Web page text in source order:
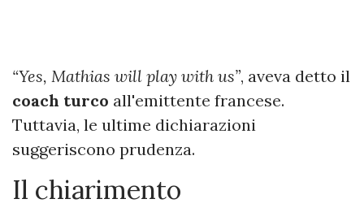
“Yes, Mathias will play with us”, aveva detto il
coach turco all'emittente francese.
Tuttavia, le ultime dichiarazioni
suggeriscono prudenza.
Il chiarimento